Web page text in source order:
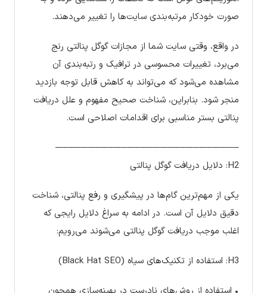
صورت خودکار مرتبه‌بندی سایت‌ها را تغییر می‌دهند.
در واقع، وقتی سایت شما از مجازات گوگل پنالتی رنج
می‌برد، تغییرات محسوسی در ترافیک و رتبه‌بندی آن
مشاهده می‌شود که می‌تواند به کاهش قابل توجه بازدید
منجر شود. بنابراین، شناخت صحیح مفهوم و علل دریافت
پنالتی بستر مناسبی برای اقدامات اصلاحی است.
────────────────────────────
H2: دلایل دریافت گوگل پنالتی
یکی از مهم‌ترین گام‌ها در پیشگیری و رفع پنالتی، شناخت
دقیق دلایل آن است. در ادامه به سراغ دلایل رایجی که
اغلب موجب دریافت گوگل پنالتی می‌شوند می‌رویم:
H3: استفاده از تکنیک‌های سیاه (Black Hat SEO)